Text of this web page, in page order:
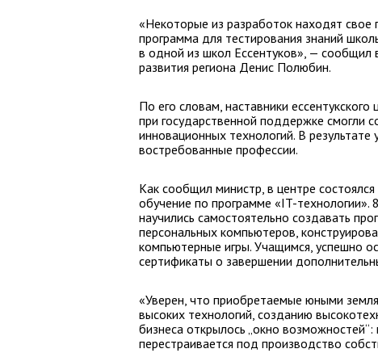
«Некоторые из разработок находят свое
программа для тестирования знаний
в одной из школ Ессентуков», — сообщил
развития региона Денис Полюбин.
По его словам, наставники
при государственной поддержке смогли
инновационных технологий. В
востребованные профессии.
Как сообщил министр, в центре
обучение по программе «IT-
научились самостоятельно создавать
персональных компьютеров,
компьютерные игры. Учащимся, успешно
сертификаты о завершении
«Уверен, что приобретаемые юными
высоких технологий, созданию
бизнеса открылось „окно
перестраивается под производство